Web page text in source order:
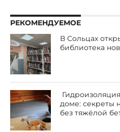
РЕКОМЕНДУЕМОЕ
В Сольцах
библиотека
доме: секреты
без тяжёлой